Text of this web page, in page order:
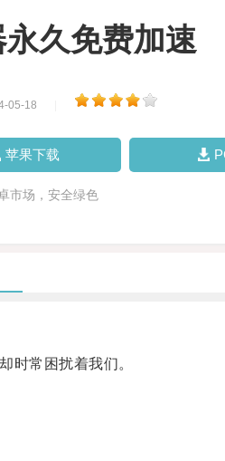
久免费加速
05-18
苹果下载
市场，安全绿色
常困扰着我们。